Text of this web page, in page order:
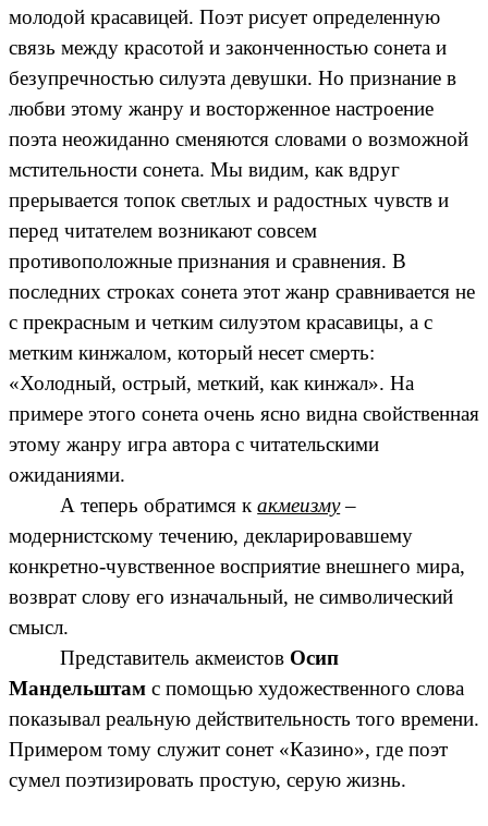
молодой красавицей. Поэт рисует определенную
связь между красотой и законченностью сонета и
безупречностью силуэта девушки. Но признание в
любви этому жанру и восторженное настроение
поэта неожиданно сменяются словами о возможной
мстительности сонета. Мы видим, как вдруг
прерывается топок светлых и радостных чувств и
перед читателем возникают совсем
противоположные признания и сравнения. В
последних строках сонета этот жанр сравнивается не
с прекрасным и четким силуэтом красавицы, а с
метким кинжалом, который несет смерть:
«Холодный, острый, меткий, как кинжал». На
примере этого сонета очень ясно видна свойственная
этому жанру игра автора с читательскими
ожиданиями.
А теперь обратимся какмеизму–
модернистскому течению, декларировавшему
конкретно-чувственное восприятие внешнего мира,
возврат слову его изначальный, не символический
смысл.
Представитель акмеистов Осип
Мандельштам с помощью художественного слова
показывал реальную действительность того времени.
Примером тому служит сонет «Казино», где поэт
сумел поэтизировать простую, серую жизнь.